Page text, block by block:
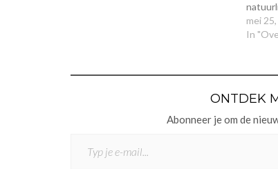
mei
In
ONTDEK
Abonneer je om de